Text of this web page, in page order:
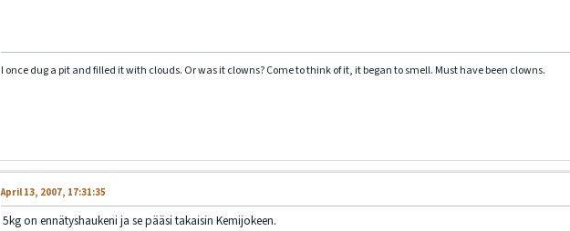
I once dug a pit and filled it with clouds. Or was it clowns? Come to think of it, it began to smell. Must have been clowns.
April 13, 2007, 17:31:35
5kg on ennätyshaukeni ja se pääsi takaisin Kemijokeen.